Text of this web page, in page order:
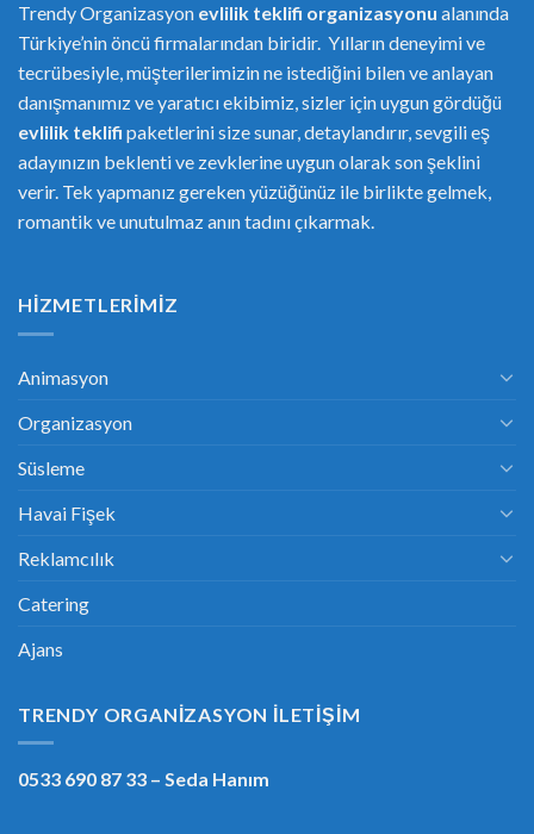
Trendy Organizasyon evlilik teklifi organizasyonu alanında
Türkiye’nin öncü firmalarından biridir. Yılların deneyimi ve
tecrübesiyle, müşterilerimizin ne istediğini bilen ve anlayan
danışmanımız ve yaratıcı ekibimiz, sizler için uygun gördüğü
evlilik teklifi paketlerini size sunar, detaylandırır, sevgili eş
adayınızın beklenti ve zevklerine uygun olarak son şeklini
verir. Tek yapmanız gereken yüzüğünüz ile birlikte gelmek,
romantik ve unutulmaz anın tadını çıkarmak.
HIZMETLERIMIZ
Animasyon
Organizasyon
Süsleme
Havai Fişek
Reklamcılık
Catering
Ajans
TRENDY ORGANIZASYON İLETIŞIM
0533 690 87 33 – Seda Hanım